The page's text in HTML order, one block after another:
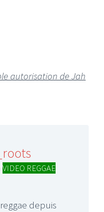
autorisation de Jah
VIDEO REGGAE
depuis